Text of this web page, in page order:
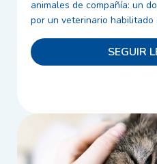
animales de compañía: un
por un veterinario habilitado
SEGUIR